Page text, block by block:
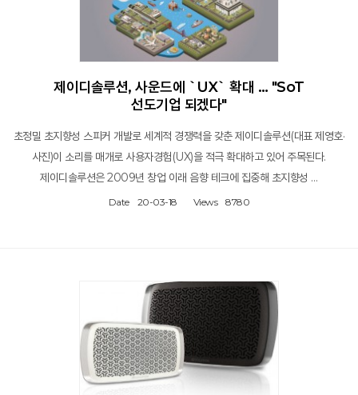
제이디솔루션, 사운드에 `UX` 확대 … "SoT
선도기업 되겠다"
초정밀 초지향성 스피커 개발로 세계적 경쟁력을 갖춘 제이디솔루션(대표 제영호·
사진)이 소리를 매개로 사용자경험(UX)을 적극 확대하고 있어 주목된다.
제이디솔루션은 2009년 창업 이래 음향 테크에 집중해 초지향성 …
Date 20-03-18 Views 8780